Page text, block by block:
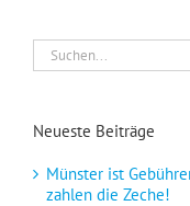
Suche
nach:
Neueste Beiträge
Münster ist
zahlen die Zeche!